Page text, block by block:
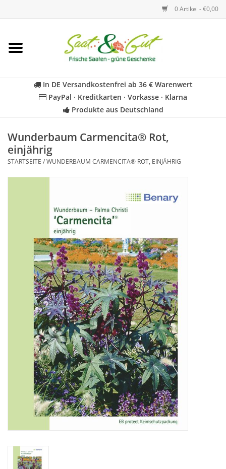
0 Artikel - €0,00
Startseite
Kräuter
BIO
Geschenkideen
In DE Versandkostenfrei ab 36 € Warenwert
PayPal · Kreditkarten · Vorkasse · Klarna
Produkte aus Deutschland
Wunderbaum Carmencita® Rot,
einjährig
STARTSEITE /WUNDERBAUM CARMENCITA® ROT, EINJÄHRIG